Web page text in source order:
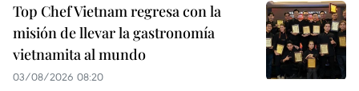
Top Chef Vietnam regresa con la
misión de llevar la gastronomía
vietnamita al mundo
03/08/2026 08:20